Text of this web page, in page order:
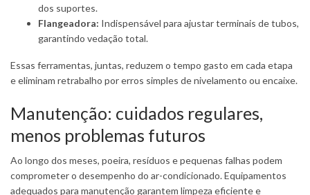
dos suportes.
Flangeadora: Indispensável para ajustar terminais de tubos,
garantindo vedação total.
Essas ferramentas, juntas, reduzem o tempo gasto em cada etapa
e eliminam retrabalho por erros simples de nivelamento ou encaixe.
Manutenção: cuidados regulares,
menos problemas futuros
Ao longo dos meses, poeira, resíduos e pequenas falhas podem
comprometer o desempenho do ar-condicionado. Equipamentos
adequados para manutenção garantem limpeza eficiente e